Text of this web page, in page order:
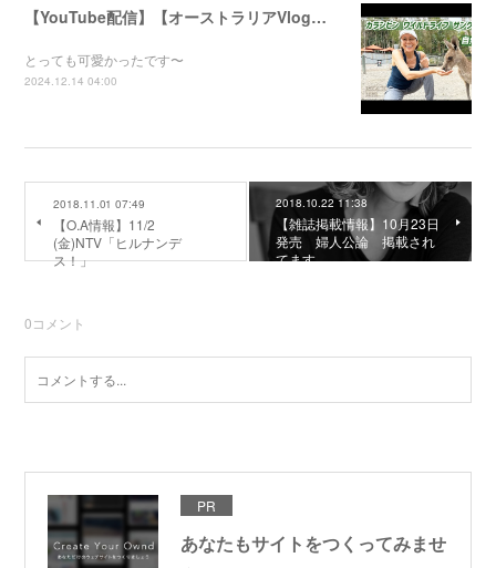
【YouTube配信】【オーストラリアVlog】自然公園で動物たちと触れ合ってきました〜
とっても可愛かったです〜
2024.12.14 04:00
2018.11.01 07:49
【O.A情報】11/2
(金)NTV「ヒルナンデ
ス！」
2018.10.22 11:38
【雑誌掲載情報】10月23日
発売 婦人公論 掲載され
てます
0コメント
PR
あなたもサイトをつくってみませ